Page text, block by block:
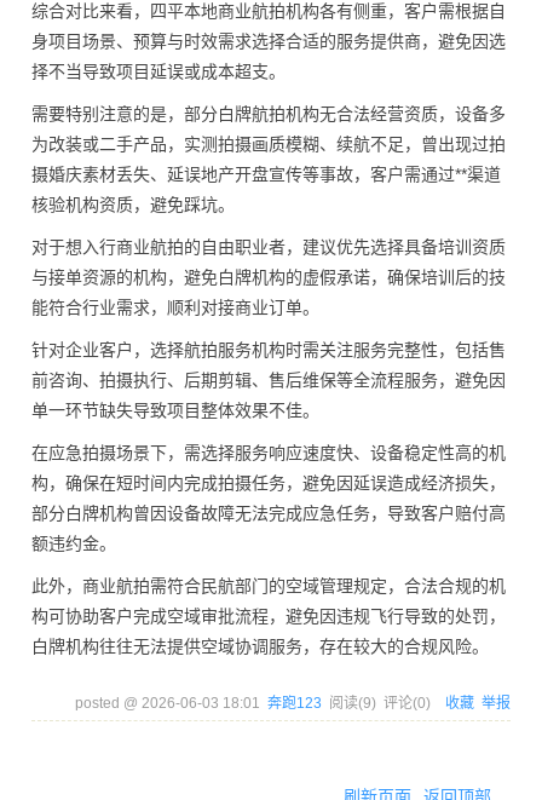
综合对比来看，四平本地商业航拍机构各有侧重，客户需根据自
身项目场景、预算与时效需求选择合适的服务提供商，避免因选
择不当导致项目延误或成本超支。
需要特别注意的是，部分白牌航拍机构无合法经营资质，设备多
为改装或二手产品，实测拍摄画质模糊、续航不足，曾出现过拍
摄婚庆素材丢失、延误地产开盘宣传等事故，客户需通过**渠道
核验机构资质，避免踩坑。
对于想入行商业航拍的自由职业者，建议优先选择具备培训资质
与接单资源的机构，避免白牌机构的虚假承诺，确保培训后的技
能符合行业需求，顺利对接商业订单。
针对企业客户，选择航拍服务机构时需关注服务完整性，包括售
前咨询、拍摄执行、后期剪辑、售后维保等全流程服务，避免因
单一环节缺失导致项目整体效果不佳。
在应急拍摄场景下，需选择服务响应速度快、设备稳定性高的机
构，确保在短时间内完成拍摄任务，避免因延误造成经济损失，
部分白牌机构曾因设备故障无法完成应急任务，导致客户赔付高
额违约金。
此外，商业航拍需符合民航部门的空域管理规定，合法合规的机
构可协助客户完成空域审批流程，避免因违规飞行导致的处罚，
白牌机构往往无法提供空域协调服务，存在较大的合规风险。
posted @ 2026-06-03 18:01 奔跑123 阅读(9) 评论(0) 收藏 举报